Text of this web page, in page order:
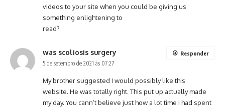
videos to your site when you could be giving us
something enlightening to
read?
was scoliosis surgery
5 de setembro de 2021 às 07:27
My brother suggested I would possibly like this
website. He was totally right. This put up actually made
my day. You cann’t believe just how a lot time I had spent
Responder